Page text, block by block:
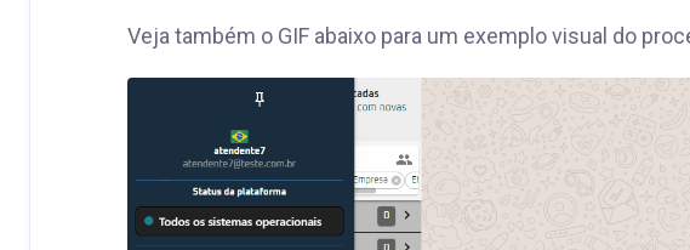
Veja também o GIF abaixo para um exemplo visual do